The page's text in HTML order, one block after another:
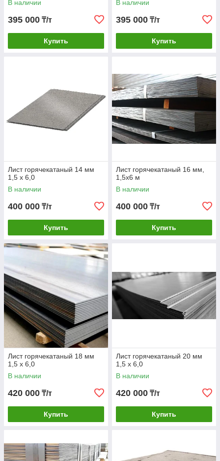
В наличии
395 000 ₸/т
Купить
В наличии
395 000 ₸/т
Купить
Лист горячекатаный 14 мм
1,5 х 6,0
В наличии
400 000 ₸/т
Купить
Лист горячекатаный 16 мм,
1,5х6 м
В наличии
400 000 ₸/т
Купить
Лист горячекатаный 18 мм
1,5 х 6,0
В наличии
420 000 ₸/т
Купить
Лист горячекатаный 20 мм
1,5 х 6,0
В наличии
420 000 ₸/т
Купить